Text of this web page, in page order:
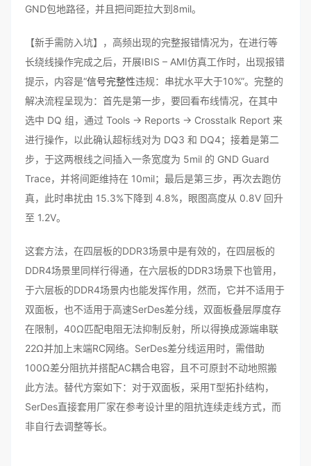
GND包地路径，并且把间距拉大到8mil。
【新手需防入坑】，高频出现的完整报错情况为，在进行等
长绕线操作完成之后，开展IBIS – AMI仿真工作时，出现报错
提示，内容是“信号完整性违规：串扰水平大于10%”。完整的
解决流程呈现为：首先是第一步，要回看布线情况，在其中
选中 DQ 组，通过 Tools → Reports → Crosstalk Report 来
进行操作，以此确认超标线对为 DQ3 和 DQ4；接着是第二
步，于这两根线之间插入一条宽度为 5mil 的 GND Guard
Trace，并将间距维持在 10mil；最后是第三步，再次去跑仿
真，此时串扰由 15.3%下降到 4.8%，眼图高度从 0.8V 回升
至 1.2V。
这套方法，在四层板的DDR3场景中是有效的，在四层板的
DDR4场景里同样行得通，在六层板的DDR3场景下也管用，
于六层板的DDR4场景内也能发挥作用，然而，它并不适用于
双面板，也不适用于高速SerDes差分线，双面板叠层厚度存
在限制，40Ω匹配电阻无法抑制反射，所以得换成源端串联
22Ω并加上末端RC网络。SerDes差分线运用时，需借助
100Ω差分阻抗并搭配AC耦合电容，且不可原封不动地照搬
此方法。替代方案如下：对于双面板，采用T型拓扑结构，
SerDes直接套用厂家在参考设计里的阻抗连续走线方式，而
非自行去调整等长。